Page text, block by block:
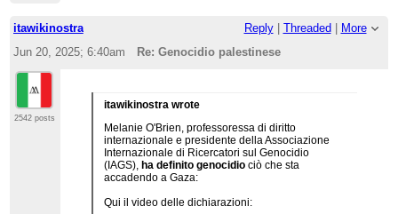
itawikinostra Reply| Threaded
More
Jun 20, 2025; 6:40am
Re: Genocidio palestinese
2542 posts
itawikinostra wrote
Melanie O'Brien, professoressa di diritto
internazionale e presidente della Associazione
Internazionale di Ricercatori sul Genocidio
(IAGS), ha definito genocidio ciò che sta
accadendo a Gaza:
Qui il video delle dichiarazioni: